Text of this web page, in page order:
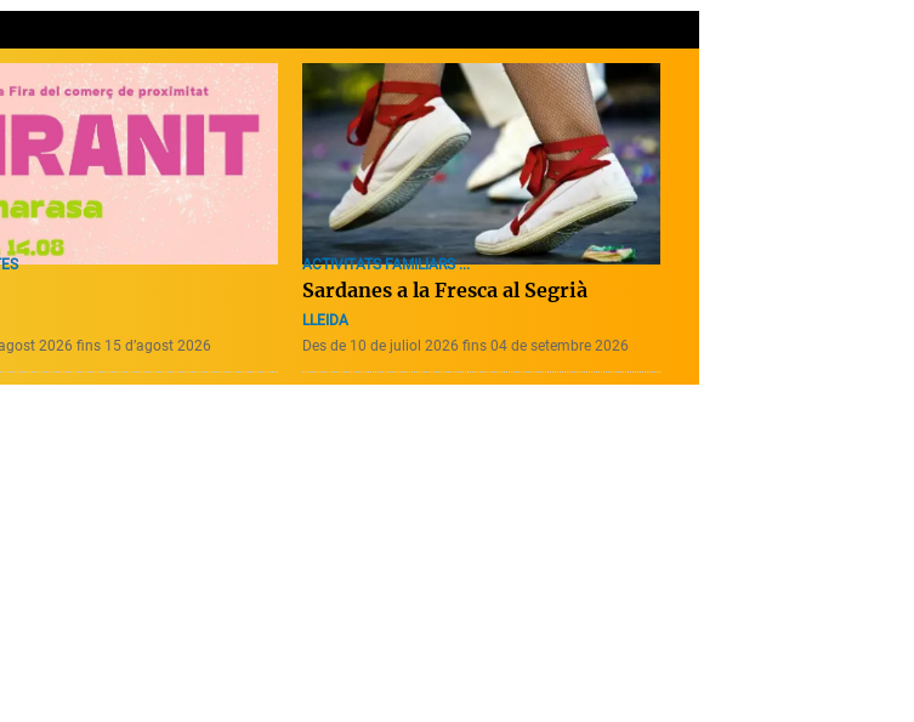
2026 fins 15 d’agost 2026
ACTIVITATS FAMILIARS ...
Sardanes a la Fresca al Segrià
LLEIDA
Des de 10 de juliol 2026 fins 04 de setembre 2026